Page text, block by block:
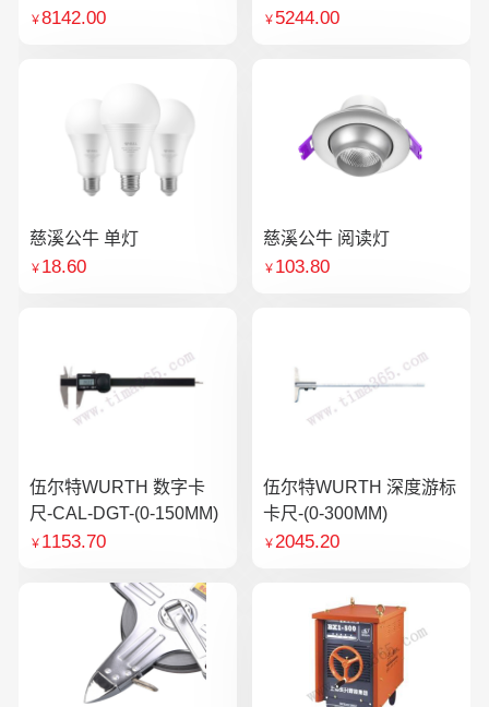
￥8142.00 ￥ 5244.00
慈溪公牛 单灯
￥ 18.60
慈溪公牛 阅读灯
￥ 103.80
伍尔特WURTH 数字卡
尺-CAL-DGT-(0-150MM)
￥ 1153.70
伍尔特WURTH 深度游标
卡尺-(0-300MM)
￥2045.20